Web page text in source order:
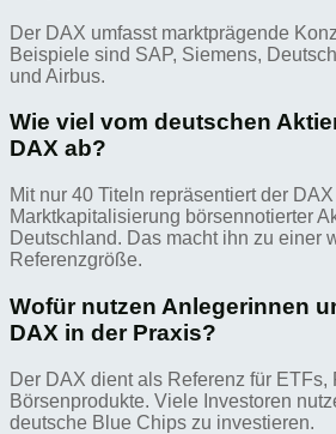
Der DAX umfasst marktprägende
Beispiele sind SAP, Siemens,
und Airbus.
Wie viel vom deutschen
DAX ab?
Mit nur 40 Titeln repräsentiert der
Marktkapitalisierung börsennotierter
Deutschland. Das macht ihn zu einer
Referenzgröße.
Wofür nutzen Anlegerinnen
DAX in der Praxis?
Der DAX dient als Referenz für ETFs,
Börsenprodukte. Viele Investoren
deutsche Blue Chips zu investieren.